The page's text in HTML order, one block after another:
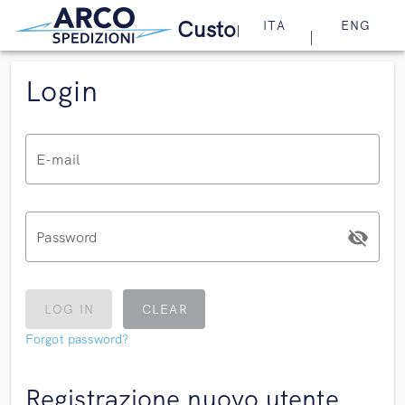
Customer Area
ITA
|
ENG
Login
E-mail
Password
LOG IN
CLEAR
Forgot password?
Registrazione nuovo utente